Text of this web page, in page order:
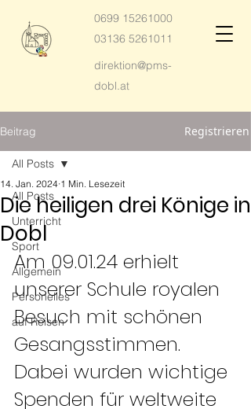
0699 15261000
03136 5261011
direktion@pms-
dobl.at
Beitrag Registrieren
All Posts
Unterricht
Sport
Allgemein
Personelles
auf Reisen
All Posts
Die heiligen drei Könige in
Dobl
14. Jan. 2024 1 Min. Lesezeit
Am 09.01.24 erhielt
unserer Schule royalen
Besuch mit schönen
Gesangsstimmen.
Dabei wurden wichtige
Spenden für weltweite